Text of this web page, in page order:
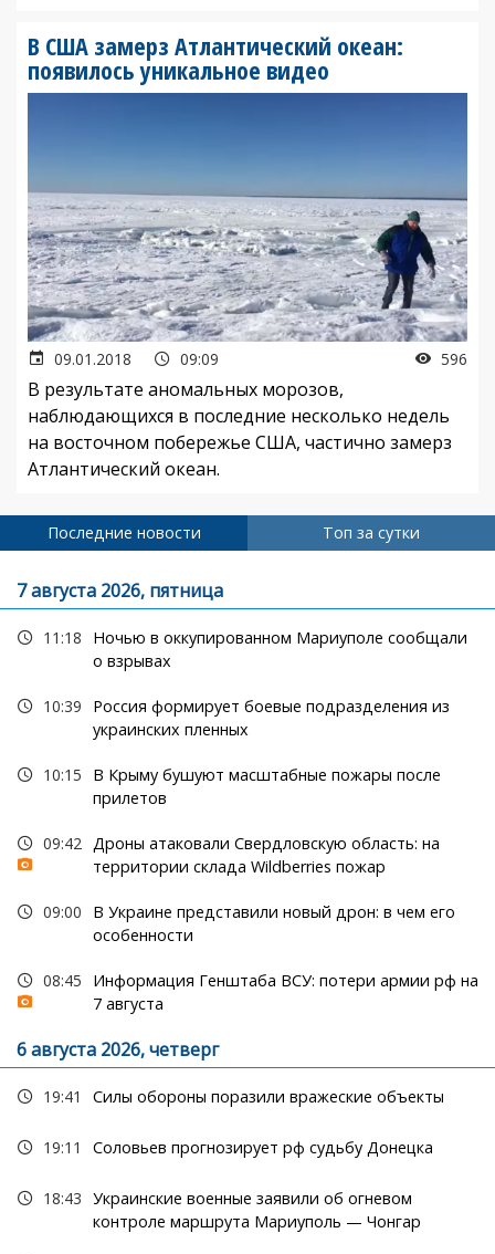
В США замерз Атлантический океан:
появилось уникальное видео
09.01.2018 09:09 596
В результате аномальных морозов,
наблюдающихся в последние несколько недель
на восточном побережье США, частично замерз
Атлантический океан.
Последние новости Топ за сутки
7 августа 2026, пятница
11:18
Ночью в оккупированном Мариуполе сообщали
о взрывах
10:39
Россия формирует боевые подразделения из
украинских пленных
10:15
В Крыму бушуют масштабные пожары после
прилетов
09:42
Дроны атаковали Свердловскую область: на
территории склада Wildberries пожар
09:00
В Украине представили новый дрон: в чем его
особенности
08:45
Информация Генштаба ВСУ: потери армии рф на
7 августа
6 августа 2026, четверг
19:41 Силы обороны поразили вражеские объекты
19:11 Соловьев прогнозирует рф судьбу Донецка
18:43 Украинские военные заявили об огневом
контроле маршрута Мариуполь — Чонгар